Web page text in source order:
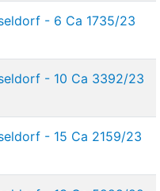
- 6 Ca 1735/23
- 10 Ca 3392/23
- 15 Ca 2159/23